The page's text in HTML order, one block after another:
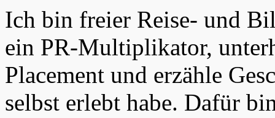
Ich bin freier Reise- und
ein PR-Multiplikator,
Placement und erzähle
selbst erlebt habe. Dafür